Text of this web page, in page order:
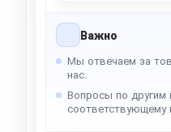
Важно
Мы отвечаем за
нас.
Вопросы по
соответствующему